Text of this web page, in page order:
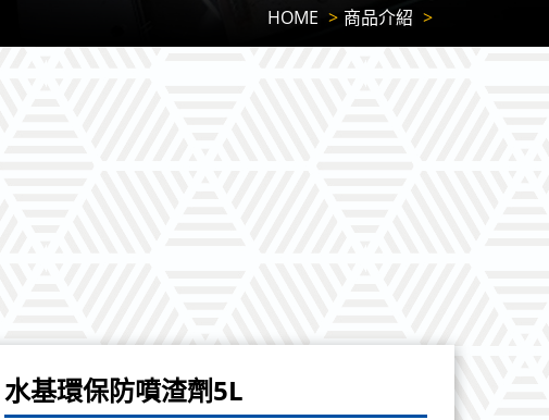
HOME 商品介紹
水基環保防噴渣劑5L